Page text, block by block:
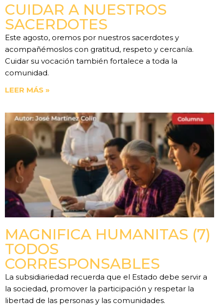
CUIDAR A NUESTROS
SACERDOTES
Este agosto, oremos por nuestros sacerdotes y
acompañémoslos con gratitud, respeto y cercanía.
Cuidar su vocación también fortalece a toda la
comunidad.
LEER MÁS »
MAGNIFICA HUMANITAS (7)
TODOS
CORRESPONSABLES
La subsidiariedad recuerda que el Estado debe servir a
la sociedad, promover la participación y respetar la
libertad de las personas y las comunidades.